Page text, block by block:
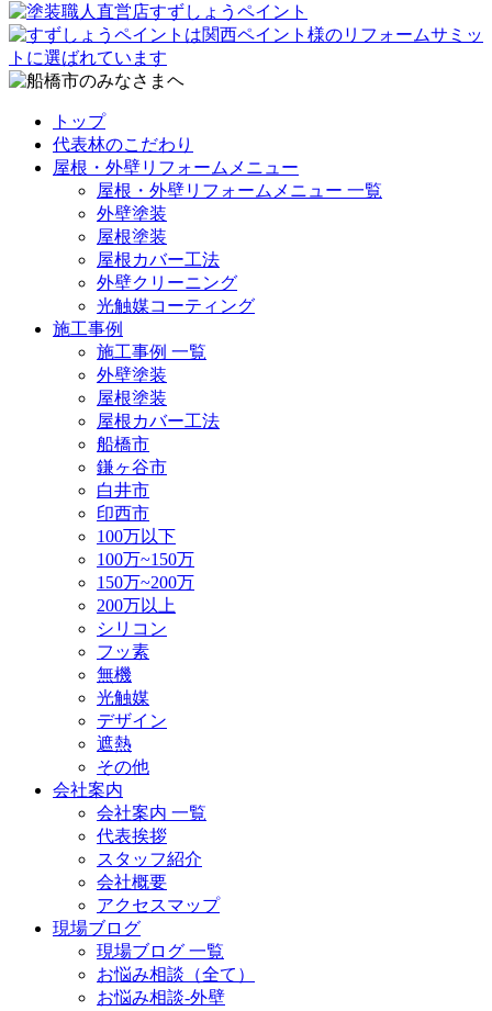
トップ
代表林のこだわり
屋根・外壁リフォームメニュー
屋根・外壁リフォームメニュー 一覧
外壁塗装
屋根塗装
屋根カバー工法
外壁クリーニング
光触媒コーティング
施工事例
施工事例 一覧
外壁塗装
屋根塗装
屋根カバー工法
船橋市
鎌ヶ谷市
白井市
印西市
100万以下
100万~150万
150万~200万
200万以上
シリコン
フッ素
無機
光触媒
デザイン
遮熱
その他
会社案内
会社案内 一覧
代表挨拶
スタッフ紹介
会社概要
アクセスマップ
現場ブログ
現場ブログ 一覧
お悩み相談（全て）
お悩み相談-外壁